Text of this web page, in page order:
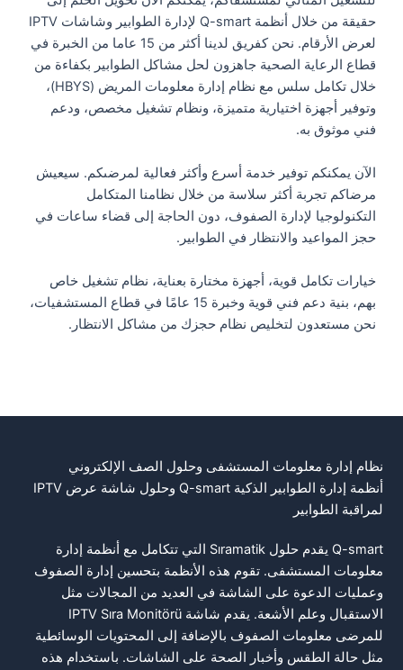
حقيقة من خلال أنظمة Q-smart لإدارة الطوابير وشاشات IPTV
لعرض الأرقام. نحن كفريق لدينا أكثر من 15 عاما من الخبرة في
قطاع الرعاية الصحية جاهزون لحل مشاكل الطوابير بكفاءة من
خلال تكامل سلس مع نظام إدارة معلومات المريض (HBYS)،
وتوفير أجهزة اختيارية متميزة، ونظام تشغيل مخصص، ودعم
فني موثوق به.
الآن يمكنكم توفير خدمة أسرع وأكثر فعالية لمرضىكم. سيعيش
مرضاكم تجربة أكثر سلاسة من خلال نظامنا المتكامل
التكنولوجيا لإدارة الصفوف، دون الحاجة إلى قضاء ساعات في
حجز المواعيد والانتظار في الطوابير.
خيارات تكامل قوية، أجهزة مختارة بعناية، نظام تشغيل خاص
بهم، بنية دعم فني قوية وخبرة 15 عامًا في قطاع المستشفيات،
نحن مستعدون لتخليص نظام حجزك من مشاكل الانتظار.
نظام إدارة معلومات المستشفى وحلول الصف الإلكتروني
أنظمة إدارة الطوابير الذكية Q-smart وحلول شاشة عرض IPTV
لمراقبة الطوابير
Q-smart يقدم حلول Sıramatik التي تتكامل مع أنظمة إدارة
معلومات المستشفى. تقوم هذه الأنظمة بتحسين إدارة الصفوف
وعمليات الدعوة على الشاشة في العديد من المجالات مثل
الاستقبال وعلم الأشعة. يقدم شاشة IPTV Sıra Monitörü
للمرضى معلومات الصفوف بالإضافة إلى المحتويات الوسائطية
مثل حالة الطقس وأخبار الصحة على الشاشات. باستخدام هذه